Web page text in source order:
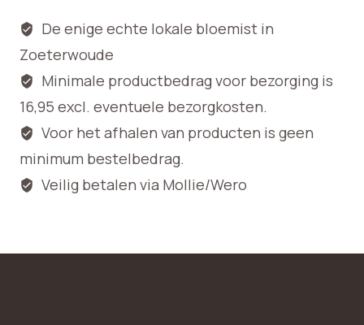
De enige echte lokale bloemist in
Zoeterwoude
Minimale productbedrag voor bezorging is
16,95 excl. eventuele bezorgkosten.
Voor het afhalen van producten is geen
minimum bestelbedrag.
Veilig betalen via Mollie/Wero